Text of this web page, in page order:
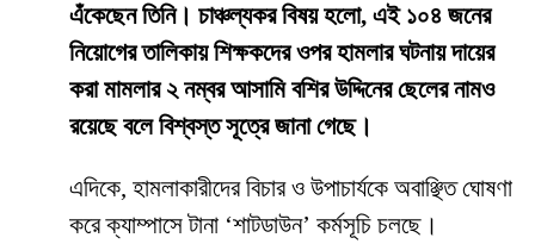
এঁকেছেন তিনি। চাঞ্চল্যকর বিষয় হলো, এই ১০৪ জনের
নিয়োগের তালিকায় শিক্ষকদের ওপর হামলার ঘটনায় দায়ের
করা মামলার ২ নম্বর আসামি বশির উদ্দিনের ছেলের নামও
রয়েছে বলে বিশ্বস্ত সূত্রে জানা গেছে।
​এদিকে, হামলাকারীদের বিচার ও উপাচার্যকে অবাঞ্ছিত ঘোষণা
করে ক্যাম্পাসে টানা ‘শাটডাউন’ কর্মসূচি চলছে।